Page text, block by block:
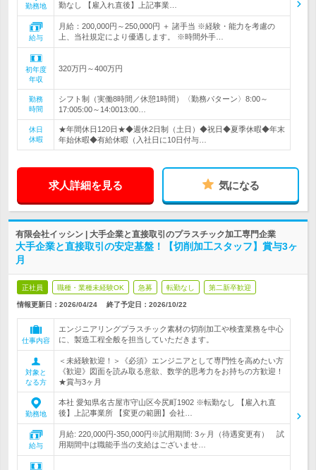
勤務地
勤なし 【雇入れ直後】上記事業…
給与
月給：200,000円～250,000円 ＋ 諸手当 ※経験・能力を考慮の
上、当社規定により優遇します。 ※時間外手…
初年度
年収
320万円～400万円
勤務
時間
シフト制（実働8時間／休憩1時間）〈勤務パターン〉8:00～
17:005:00～14:0013:00…
休日
休暇
★年間休日120日★◆週休2日制（土日）◆祝日◆夏季休暇◆年末
年始休暇◆有給休暇（入社日に10日付与…
求人詳細を見る 気になる
有限会社イッシン | 大手企業と直接取引のプラスチック加工専門企業
大手企業と直接取引の安定基盤！【切削加工スタッフ】賞与3ヶ
月
正社員 職種・業種未経験OK 急募 転勤なし 第二新卒歓迎
情報更新日：2026/04/24 終了予定日： 2026/10/22
仕事内容
エンジニアリングプラスチック素材の切削加工や検査業務を中心
に、製造工程全般を担当していただきます。
対象と
なる方
＜未経験歓迎！＞《必須》エンジニアとして専門性を高めたい方
《歓迎》図面を読み取る意欲、数学的思考力をお持ちの方歓迎！
★賞与3ヶ月
勤務地
本社 愛知県名古屋市守山区今尻町1902 ※転勤なし 【雇入れ直
後】上記事業所 【変更の範囲】会社…
給与
月給: 220,000円-350,000円※試用期間: 3ヶ月（待遇変更有） 試
用期間中は職能手当の支給はございませ…